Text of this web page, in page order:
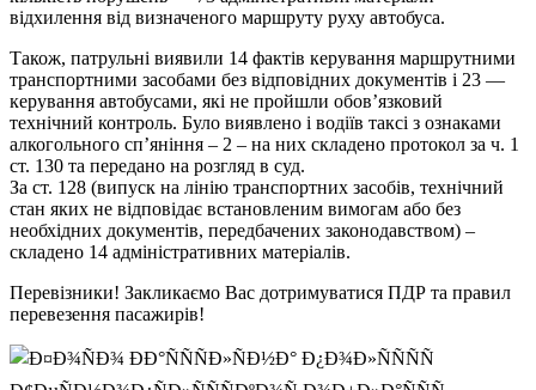
відхилення від визначеного маршруту руху автобуса.
Також, патрульні виявили 14 фактів керування маршрутними
транспортними засобами без відповідних документів і 23 —
керування автобусами, які не пройшли обов’язковий
технічний контроль. Було виявлено і водіїв таксі з ознаками
алкогольного сп’яніння – 2 – на них складено протокол за ч. 1
ст. 130 та передано на розгляд в суд.
За ст. 128 (випуск на лінію транспортних засобів, технічний
стан яких не відповідає встановленим вимогам або без
необхідних документів, передбачених законодавством) –
складено 14 адміністративних матеріалів.
Перевізники! Закликаємо Вас дотримуватися ПДР та правил
перевезення пасажирів!